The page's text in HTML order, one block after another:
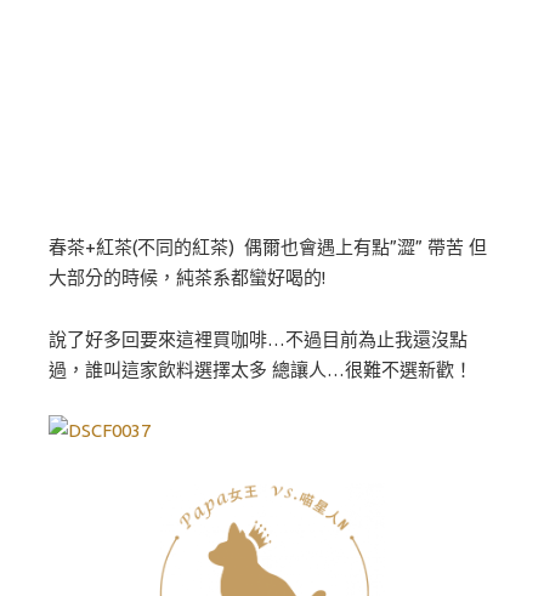
春茶+紅茶(不同的紅茶) 偶爾也會遇上有點”澀” 帶苦 但
大部分的時候，純茶系都蠻好喝的!
說了好多回要來這裡買咖啡…不過目前為止我還沒點
過，誰叫這家飲料選擇太多 總讓人…很難不選新歡！